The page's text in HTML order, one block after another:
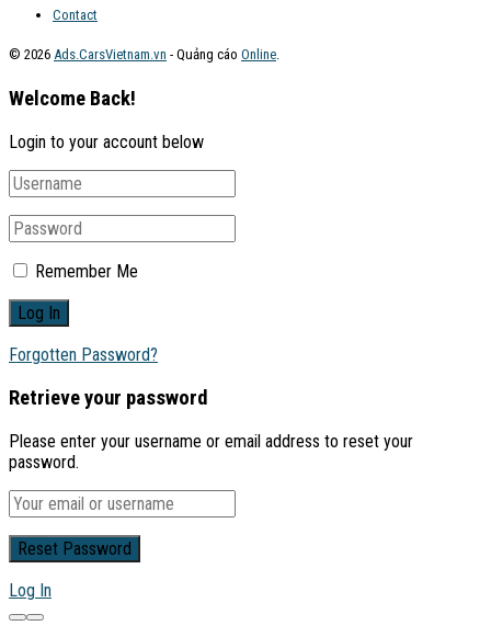
Contact
© 2026 Ads.CarsVietnam.vn - Quảng cáo Online
Welcome Back!
Login to your account below
Remember Me
Forgotten Password?
Retrieve your password
Please enter your username or email address to reset your
password.
Log In